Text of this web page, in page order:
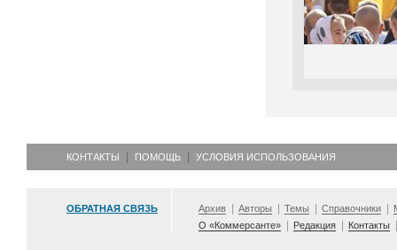
КОНТАКТЫ ПОМОЩЬ УСЛОВИЯ ИСПОЛЬЗОВАНИЯ
ОБРАТНАЯ СВЯЗЬ Архив Авторы Темы Справочники
О «Коммерсанте»
Редакция Контакты